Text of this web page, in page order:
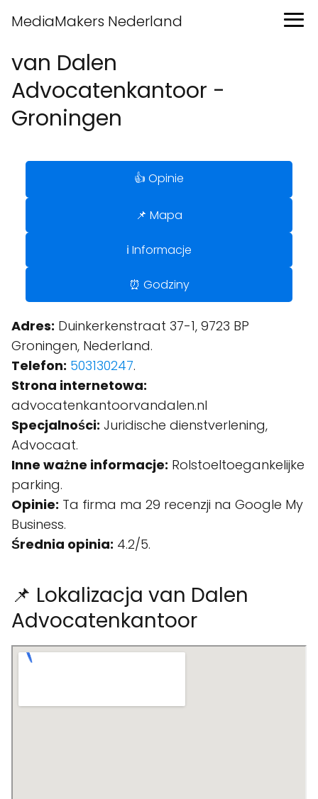
MediaMakers Nederland
van Dalen
Advocatenkantoor -
Groningen
👍 Opinie
📌 Mapa
ℹ️ Informacje
⏰ Godziny
Adres: Duinkerkenstraat 37-1, 9723 BP
Groningen, Nederland.
Telefon: 503130247.
Strona internetowa:
advocatenkantoorvandalen.nl
Specjalności: Juridische dienstverlening,
Advocaat.
Inne ważne informacje: Rolstoeltoegankelijke
parking.
Opinie: Ta firma ma 29 recenzji na Google My
Business.
Średnia opinia: 4.2/5.
📌 Lokalizacja van Dalen
Advocatenkantoor